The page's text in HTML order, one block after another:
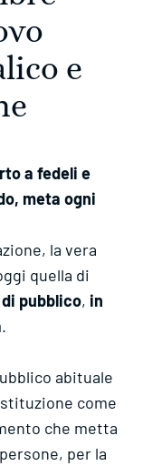
e
a fedeli e
meta ogni
la vera
quella di
pubblico, in
.
abituale
come
che metta
per la